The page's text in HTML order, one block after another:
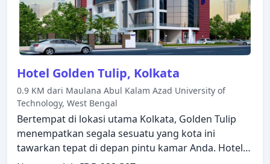
Hotel Golden Tulip, Kolkata
0.9 KM dari Maulana Abul Kalam Azad University of
Technology, West Bengal
Bertempat di lokasi utama Kolkata, Golden Tulip
menempatkan segala sesuatu yang kota ini
tawarkan tepat di depan pintu kamar Anda. Hotel